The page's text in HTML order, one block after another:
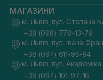
МАГАЗИНИ
м. Львів, вул. Степана
+38 (098) 778-13-79
м. Львів, вул. Івана
+38 (097) 611-95-94
м. Львів, вул.
+38 (097) 101-97-16